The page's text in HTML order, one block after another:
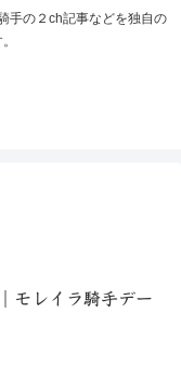
手の２ch記事などを独自の
モレイラ騎手デー